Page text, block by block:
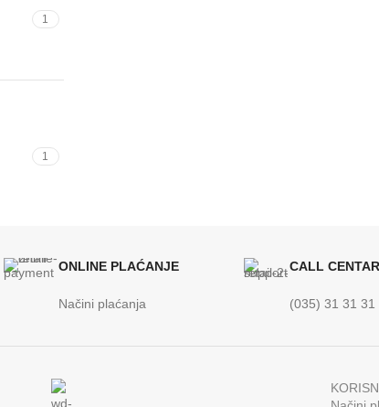
1
1
ONLINE PLAĆANJE
Načini plaćanja
CALL CENTAR
(035) 31 31 31